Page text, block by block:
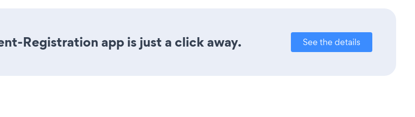
Registration app is just a click away. See the details